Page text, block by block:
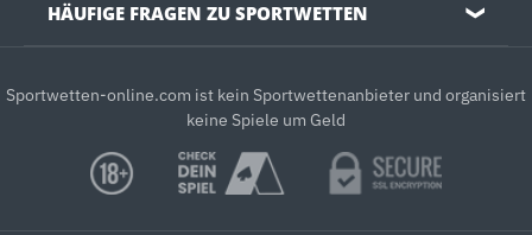
HÄUFIGE FRAGEN ZU SPORTWETTEN ❯
Sportwetten-online.com ist kein Sportwettenanbieter und organisiert
keine Spiele um Geld